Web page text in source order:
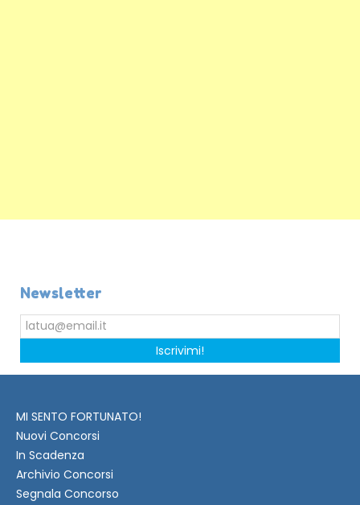
Newsletter
Iscrivimi!
MI SENTO FORTUNATO!
Nuovi Concorsi
In Scadenza
Archivio Concorsi
Segnala Concorso